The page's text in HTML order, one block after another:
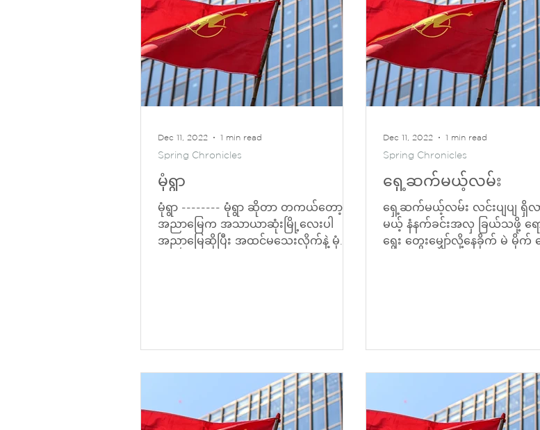
မုံရွာ
မုံရွာ -------- မုံရွာ ဆိုတာ တကယ်တော့
အညာမြေက အသာယာဆုံးမြို့လေးပါ
အညာမြေဆိုပြီး အထင်မသေးလိုက်နဲ့ မုံရွာ
Spring Chronicles
Dec 11, 2022 1 min read
ရှေ့ဆက်မယ့်လမ်း
ရှေ့ဆက်မယ့်လမ်း လင်းပျပျ ရှိလ
မယ့် နံနက်ခင်းအလှ ခြယ်သဖို့ ရေ
ရွေး တွေးမျှော်လို့နေခိုက် မဲ မိုက်
Spring Chronicles
Dec 11, 2022 1 min read